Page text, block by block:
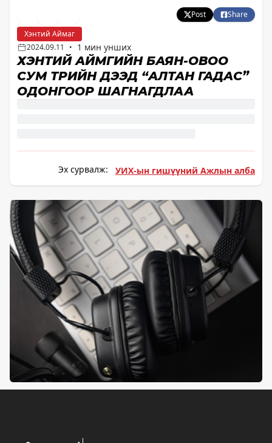
Post
Share
Хэнтий Аймаг
2024.09.11
• 1 мин унших
ХЭНТИЙ АЙМГИЙН БАЯН-ОВОО
СУМ ТӨРИЙН ДЭЭД “АЛТАН ГАДАС”
ОДОНГООР ШАГНАГДЛАА
Эх сурвалж: УИХ-ын гишүүний Ажлын алба